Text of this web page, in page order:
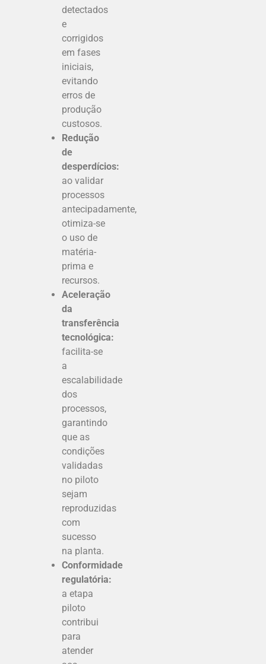
detectados
e
corrigidos
em fases
iniciais,
evitando
erros de
produção
custosos.
Redução
de
desperdícios:
ao validar
processos
antecipadamente,
otimiza-se
o uso de
matéria-
prima e
recursos.
Aceleração
da
transferência
tecnológica:
facilita-se
a
escalabilidade
dos
processos,
garantindo
que as
condições
validadas
no piloto
sejam
reproduzidas
com
sucesso
na planta.
Conformidade
regulatória:
a etapa
piloto
contribui
para
atender